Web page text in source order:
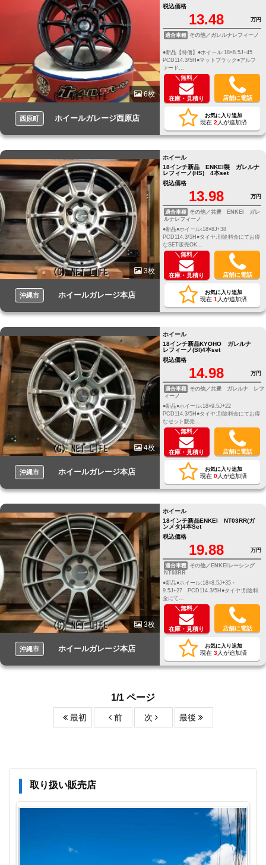
6枚
西原町 ホイールガレージ西原店
税込価格
13.48 万円
適合車種 その他／ガレルナレフィーノ
●新品【特価】●ホイール:18×8.5J+45
PCD114.3/5H●マットブラック●アルフ
ァード...
＼無料／
在庫・見積り 店舗に電話
お気に入り追加
現在 2 人が追加済
3枚
沖縄市 ホイールガレージ本店
ホイール
18インチ新品 ENKEI製 ガレルナ
レフィーノ(HS) 4本set
税込価格
13.98 万円
適合車種
その他／共豊 ENKEI ガレ
ルナレフィーノ
●新品●ホイール:18×8J+38
PCD114.3/5H●タイヤ:別途料金にてお得
なSET販売OK...
＼無料／
在庫・見積り 店舗に電話
お気に入り追加
現在 1 人が追加済
4枚
沖縄市 ホイールガレージ本店
ホイール
18インチ新品KYOHO ガレルナ
レフィーノ(SI)4本set
税込価格
14.98 万円
適合車種
その他／共豊 ガレルナ レフ
ィーノ
●新品●ホイール:18×9.5J+22
PCD114.3/5H●タイヤ:別途料金にてお得
なセット販売...
＼無料／
在庫・見積り 店舗に電話
お気に入り追加
現在 0人が追加済
3枚
沖縄市 ホイールガレージ本店
ホイール
18インチ新品ENKEI NT03RR(ガ
ンメタ)4本Set
税込価格
19.88 万円
適合車種
その他／ENKEIレーシング
NT03RR
●新品●ホイール:18×8.5J+35・
9.5J+27 PCD114.3/5H●タイヤ:別途料
金にて...
＼無料／
在庫・見積り 店舗に電話
お気に入り追加
現在 3人が追加済
1/1 ページ
最初 前 次 最後
取り扱い販売店